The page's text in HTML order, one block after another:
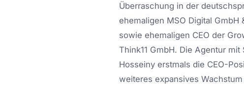
Überraschung in der
ehemaligen MSO Digital GmbH
sowie ehemaligen CEO der
Think11 GmbH. Die Agentur
Hosseiny erstmals die CEO-
weiteres expansives